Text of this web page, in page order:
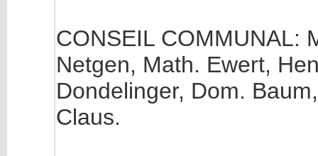
CONSEIL COMMUNAL:
Netgen, Math. Ewert,
Dondelinger, Dom.
Claus.